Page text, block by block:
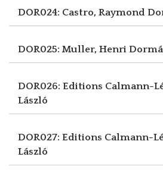
DOR024: Castro, Raymond
DOR025: Muller, Henri
DOR026: Editions Calmann-
László
DOR027: Editions Calmann-
László